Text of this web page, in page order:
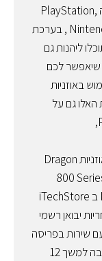
קונסולות ה PlayStation,
xBox ו Nintendo , בערכת
ליהנות גם
ממתאם Y שיאפשר לכם
באוזניות
האלו גם על
ברכישת אוזניות Dragon
800
HeadSet ב iTechStore
יבואן רשמי
שירות בפריסה
ארצית רחבה למשך 12